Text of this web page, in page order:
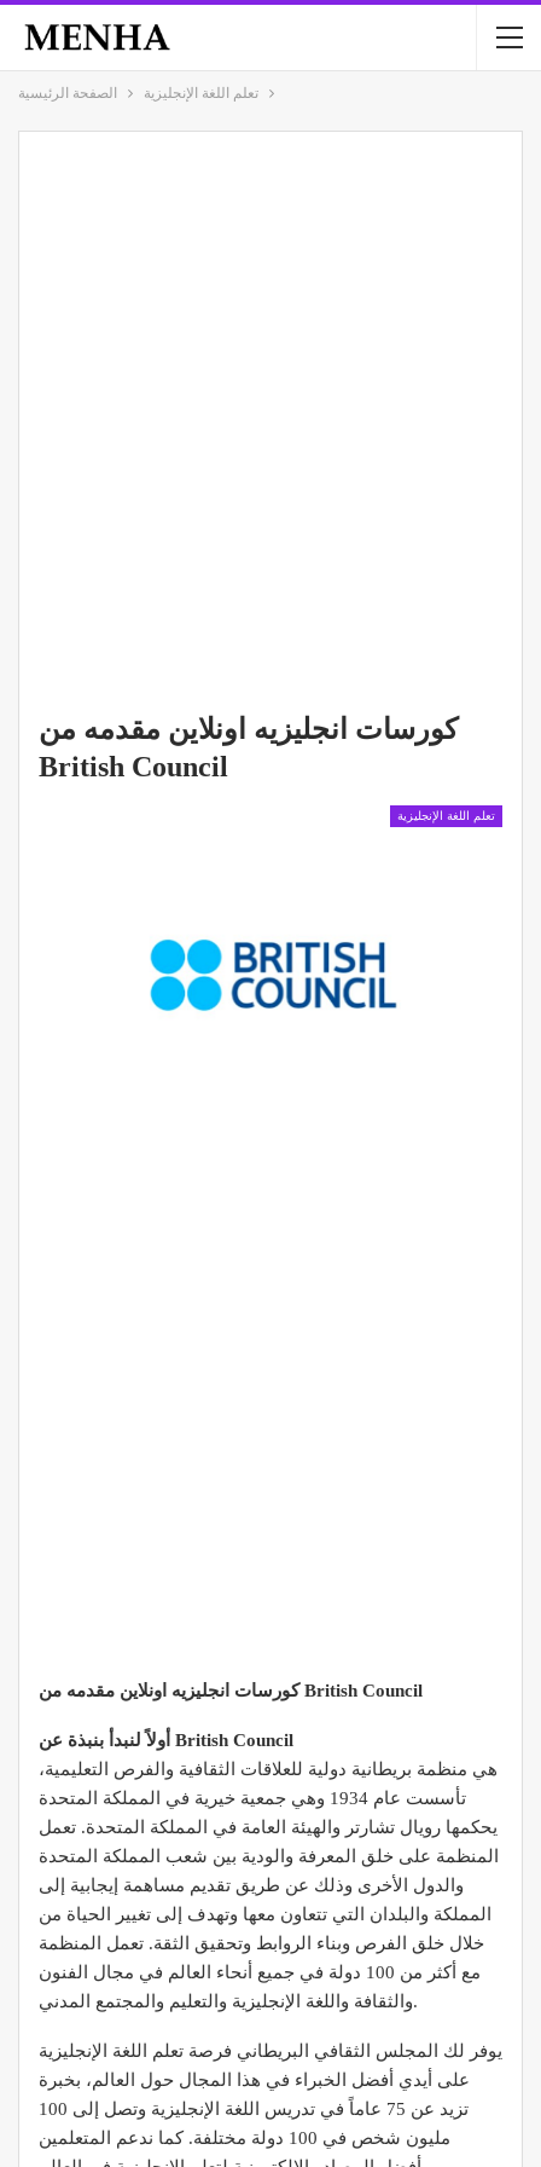
الصفحة الرئيسية تعلم اللغة الإنجليزية
كورسات انجليزيه اونلاين مقدمه من
British Council
تعلم اللغة الإنجليزية
كورسات انجليزيه اونلاين مقدمه من British Council
أولاً لنبدأ بنبذة عن British Council
هي منظمة بريطانية دولية للعلاقات الثقافية والفرص التعليمية،
تأسست عام 1934 وهي جمعية خيرية في المملكة المتحدة
يحكمها رويال تشارتر والهيئة العامة في المملكة المتحدة. تعمل
المنظمة على خلق المعرفة والودية بين شعب المملكة المتحدة
والدول الأخرى وذلك عن طريق تقديم مساهمة إيجابية إلى
المملكة والبلدان التي تتعاون معها وتهدف إلى تغيير الحياة من
خلال خلق الفرص وبناء الروابط وتحقيق الثقة. تعمل المنظمة
مع أكثر من 100 دولة في جميع أنحاء العالم في مجال الفنون
والثقافة واللغة الإنجليزية والتعليم والمجتمع المدني.
يوفر لك المجلس الثقافي البريطاني فرصة تعلم اللغة الإنجليزية
على أيدي أفضل الخبراء في هذا المجال حول العالم، بخبرة
تزيد عن 75 عاماً في تدريس اللغة الإنجليزية وتصل إلى 100
مليون شخص في 100 دولة مختلفة. كما ندعم المتعلمين